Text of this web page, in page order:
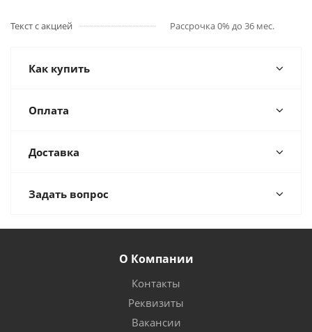
Текст с акцией Рассрочка 0% до 36 мес.
Как купить
Оплата
Доставка
Задать вопрос
О Компании
Контакты
Реквизиты
Вакансии